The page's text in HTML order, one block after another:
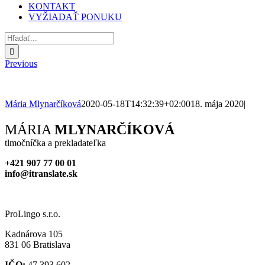
KONTAKT
VYŽIADAŤ PONUKU
Hľadať:
Previous
Mária Mlynarčíková2020-05-18T14:32:39+02:0018. mája 2020|
Facebook
X
Reddit
LinkedIn
WhatsApp
Tumblr
Pinterest
Vk
Xing
Email
MÁRIAMLYNARČÍKOVÁ
tlmočníčka a prekladateľka
+421 907 77 00 01
info@itranslate.sk
ProLingo s.r.o.
Kadnárova 105
831 06 Bratislava